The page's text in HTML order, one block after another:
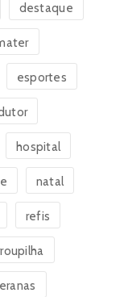
destaque
esportes
hospital
natal
refis